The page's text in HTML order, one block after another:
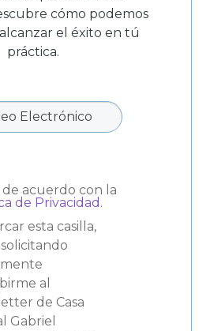
cómo podemos
el éxito en tú
práctica.
de acuerdo con la
de Privacidad .
esta casilla,
al
de Casa
Gabriel